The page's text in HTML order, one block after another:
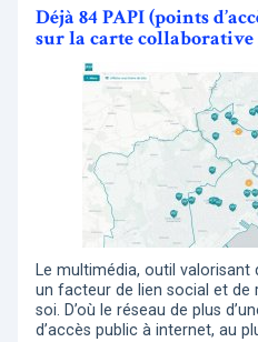
Déjà 84 PAPI (points
sur la carte collaborative
Le multimédia, outil
un facteur de lien social et de
soi. D’où le réseau de plus
d’accès public à internet, au